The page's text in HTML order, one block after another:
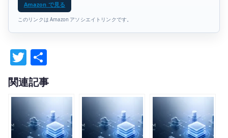
Amazon で見る
このリンクは Amazon アソシエイトリンクです。
T
w
it
te
r
有
関連記事